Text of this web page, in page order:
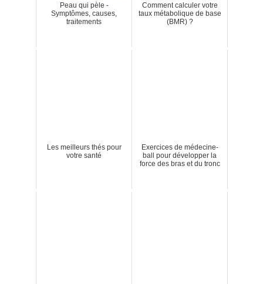
Peau qui pèle -
Symptômes, causes,
traitements
Comment calculer votre
taux métabolique de base
(BMR) ?
Les meilleurs thés pour
votre santé
Exercices de médecine-
ball pour développer la
force des bras et du tronc